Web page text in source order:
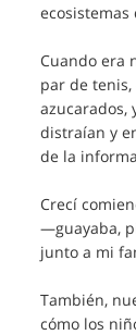
Cuando era
par de
azucarados,
distraían y
de la
Crecí
—guayaba,
junto a mi
También,
cómo los